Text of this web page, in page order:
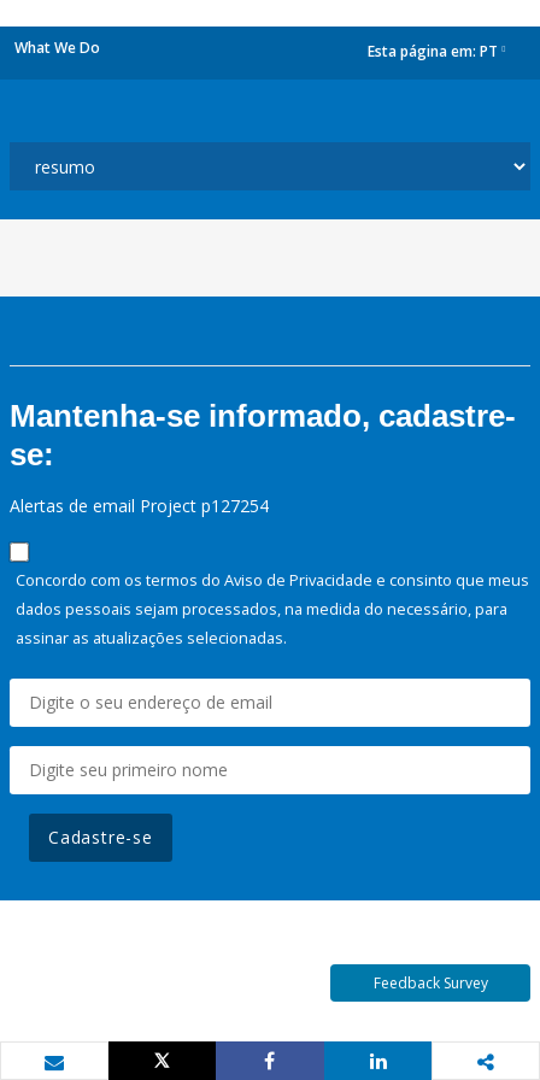
What We Do Esta página em: PT
Mantenha-se informado, cadastre-
se:
Alertas de email Project p127254
Concordo com os termos do Aviso de Privacidade e consinto que meus
dados pessoais sejam processados, na medida do necessário, para
assinar as atualizações selecionadas.
Cadastre-se
Feedback Survey